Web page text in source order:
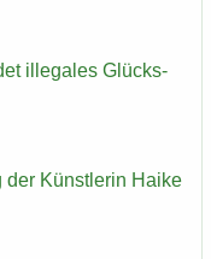
il­le­ga­les Glücks­
der Künst­le­rin Haike